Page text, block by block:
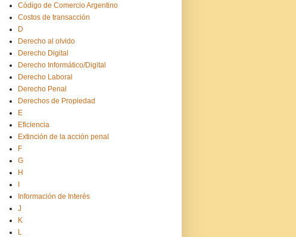
Código de Comercio Argentino
Costos de transacción
D
Derecho al olvido
Derecho Digital
Derecho Informático/Digital
Derecho Laboral
Derecho Penal
Derechos de Propiedad
E
Eficiencia
Extinción de la acción penal
F
G
H
Información de Interés
J
K
L